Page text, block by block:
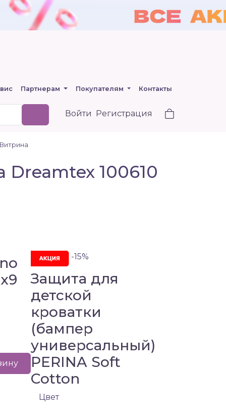
Партнерам Покупателям Контакты
Войти Регистрация
Dreamtex 100610
-15%
Защита для
детской
кроватки
(бампер
универсальный)
PERINA Soft
Cotton
Цвет